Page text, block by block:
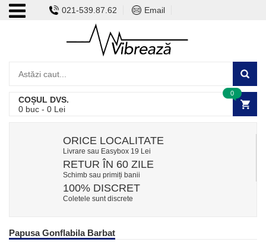
021-539.87.62 Email
COȘUL DVS.
0 buc - 0 Lei
0
ORICE LOCALITATE
Livrare sau Easybox 19 Lei
RETUR ÎN 60 ZILE
Schimb sau primiți banii
100% DISCRET
Coletele sunt discrete
Papusa Gonflabila Barbat